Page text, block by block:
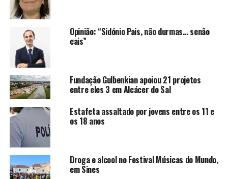
Opinião: “Sidónio Pais, não durmas… senão
cais”
Fundação Gulbenkian apoiou 21 projetos
entre eles 3 em Alcácer do Sal
Estafeta assaltado por jovens entre os 11 e
os 18 anos
Droga e alcool no Festival Músicas do Mundo,
em Sines